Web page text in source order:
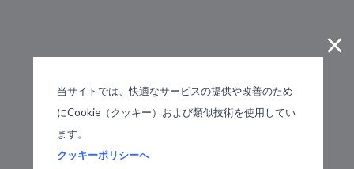
×
当サイトでは、快適なサービスの提供や改善のため
にCookie（クッキー）および類似技術を使用してい
ます。
クッキーポリシーへ